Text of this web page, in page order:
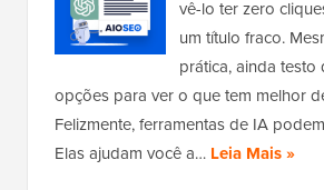
vê-lo ter zero
um título fraco.
prática, ainda testo
opções para ver o que tem melhor
Felizmente, ferramentas de IA
Elas ajudam você a… Leia Mais »